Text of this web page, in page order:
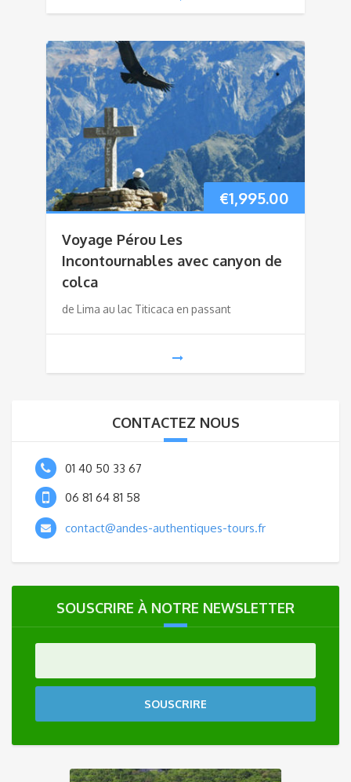
€1,995.00
Voyage Pérou Les
Incontournables avec canyon de
colca
de Lima au lac Titicaca en passant
CONTACTEZ NOUS
01 40 50 33 67
06 81 64 81 58
contact@andes-authentiques-tours.fr
SOUSCRIRE À NOTRE NEWSLETTER
SOUSCRIRE